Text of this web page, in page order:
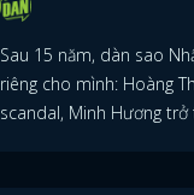
Sau 15 năm, dàn sao
riêng cho mình: Hoàng
scandal, Minh Hương trở